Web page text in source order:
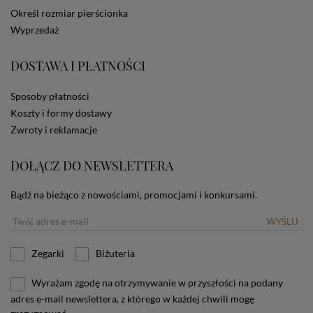
dotyczących cookies oznacza, że będą one
użytkownika. Jeżeli użytkownik nie wyraża zgody na
ustawienia swojej przeglądarki.
Określ rozmiar pierścionka
Wyprzedaż
DOSTAWA I PŁATNOŚCI
Sposoby płatności
Koszty i formy dostawy
Zwroty i reklamacje
DOŁĄCZ DO NEWSLETTERA
Bądź na bieżąco z nowościami, promocjami i konkursami.
WYŚLIJ
Zegarki Biżuteria
Wyrażam zgodę na otrzymywanie w przyszłości na podany
adres e-mail newslettera, z którego w każdej chwili mogę